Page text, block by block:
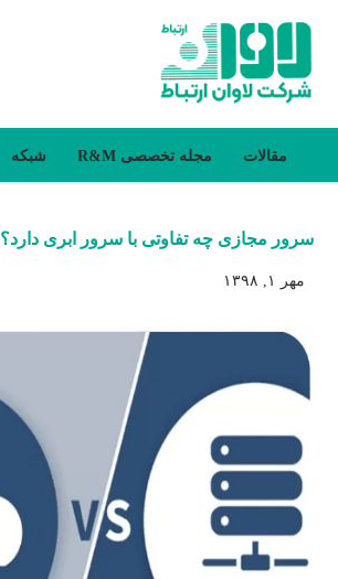
مقالات مجله تخصصی R&M شبکه
سرور مجازی چه تفاوتی با سرور ابری دارد؟
مهر ۱, ۱۳۹۸